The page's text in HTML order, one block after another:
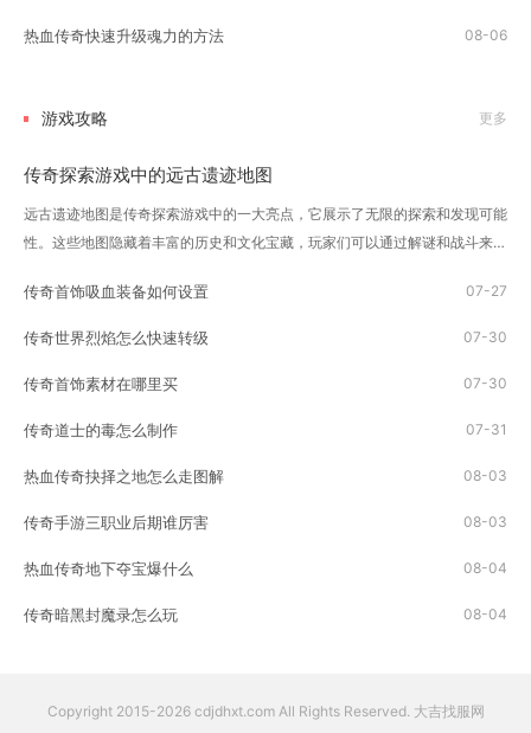
热血传奇快速升级魂力的方法 08-06
游戏攻略 更多
传奇探索游戏中的远古遗迹地图
远古遗迹地图是传奇探索游戏中的一大亮点，它展示了无限的探索和发现可能
性。这些地图隐藏着丰富的历史和文化宝藏，玩家们可以通过解谜和战斗来逐
以通过击败敌人、完成任务或者是其他的...
传奇首饰吸血装备如何设置 07-27
传奇世界烈焰怎么快速转级 07-30
传奇首饰素材在哪里买 07-30
传奇道士的毒怎么制作 07-31
热血传奇抉择之地怎么走图解 08-03
传奇手游三职业后期谁厉害 08-03
热血传奇地下夺宝爆什么 08-04
传奇暗黑封魔录怎么玩 08-04
Copyright 2015-2026 cdjdhxt.com All Rights Reserved. 大吉找服网